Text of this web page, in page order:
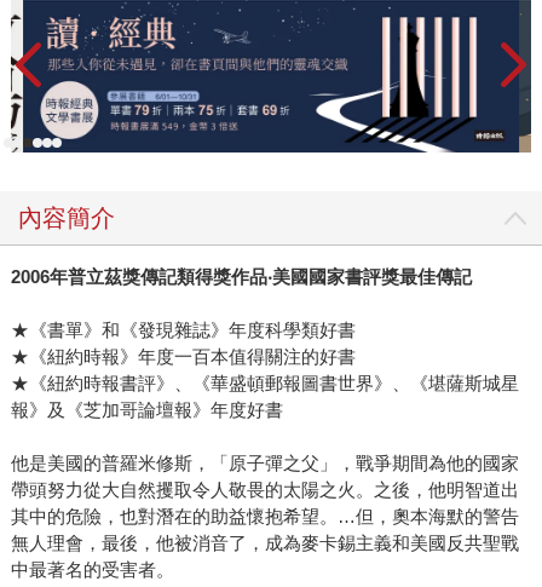
內容簡介
2006年普立茲獎傳記類得獎作品‧美國國家書評獎最佳傳記
★《書單》和《發現雜誌》年度科學類好書
★《紐約時報》年度一百本值得關注的好書
★《紐約時報書評》、《華盛頓郵報圖書世界》、《堪薩斯城星
報》及《芝加哥論壇報》年度好書
他是美國的普羅米修斯，「原子彈之父」，戰爭期間為他的國家
帶頭努力從大自然攫取令人敬畏的太陽之火。之後，他明智道出
其中的危險，也對潛在的助益懷抱希望。…但，奧本海默的警告
無人理會，最後，他被消音了，成為麥卡錫主義和美國反共聖戰
中最著名的受害者。